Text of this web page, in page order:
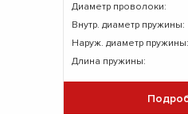
Диаметр проволоки:
Внутр. диаметр пружины:
Наруж. диаметр пружины:
Длина пружины: